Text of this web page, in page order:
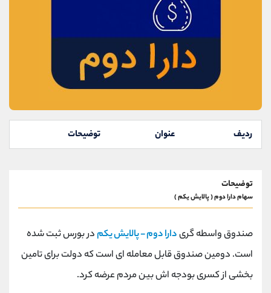
ردیف عنوان توضیحات
توضیحات
سهام دارا دوم ( پالایش یکم )
صندوق واسطه گریدارا دوم - پالایش یکمدر بورس ثبت شده
است. دومین صندوق قابل معامله ای است که دولت برای تامین
بخشی از کسری بودجه اش بین مردم عرضه کرد.
پشتیبان فروش (ایمان پوراسماعیلی)
تلگرام @Armteam_admin_por
107
اطلاعات تماس
تلفن
بدون پیش شماره 90001030
کانال تلگرام @alirezamehrabi_com
کانال بله @alirezamehrabi_official